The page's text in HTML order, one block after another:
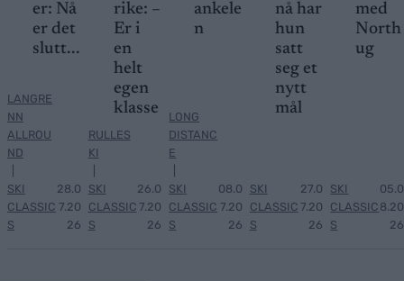
er: Nå
er det
slutt...
LANGRE
NN
ALLROU
ND
SKI
CLASSIC
S
28.0
7.20
26
rike: –
Er i
en
helt
egen
klasse
RULLES
KI
SKI
CLASSIC
S
26.0
7.20
26
ankele
n
LONG
DISTANC
E
SKI
CLASSIC
S
08.0
7.20
26
nå har
hun
satt
seg et
nytt
mål
SKI
CLASSIC
S
27.0
7.20
26
med
North
ug
SKI
CLASSIC
S
05.0
8.20
26